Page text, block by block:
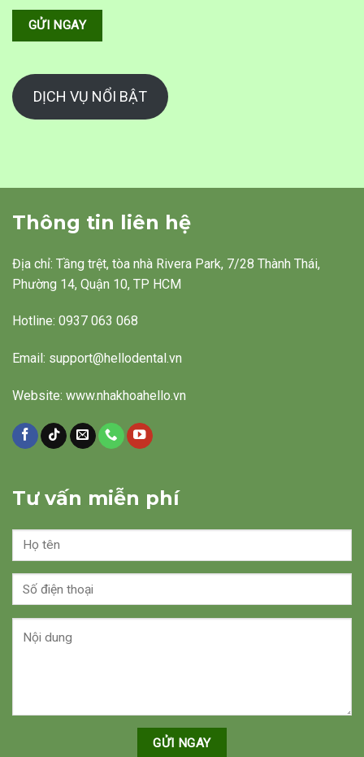
DỊCH VỤ NỔI BẬT
Thông tin liên hệ
Địa chỉ: Tầng trệt, tòa nhà Rivera Park, 7/28 Thành Thái,
Phường 14, Quận 10, TP HCM
Hotline: 0937 063 068
Email: support@hellodental.vn
Website: www.nhakhoahello.vn
Tư vấn miễn phí